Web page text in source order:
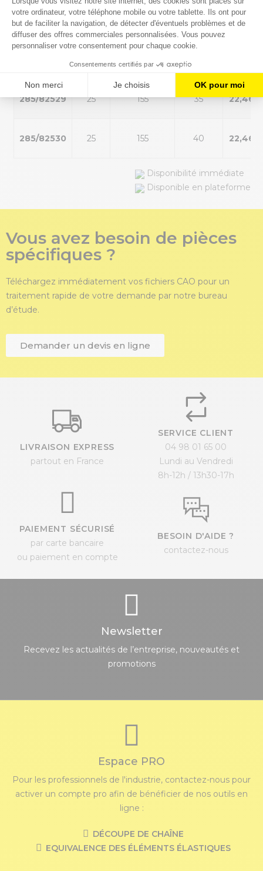
285/82526 25 155 25 22,46
155
285/82529 25 155 35 22,46
285/82530 25 155 40 22,46
Disponibilité immédiate
Disponible en plateforme
Vous avez besoin de pièces
spécifiques ?
Téléchargez immédiatement vos fichiers CAO pour un
traitement rapide de votre demande par notre bureau
d’étude.
Demander un devis en ligne
LIVRAISON EXPRESS
partout en France
SERVICE CLIENT
04 98 01 65 00
Lundi au Vendredi
8h-12h / 13h30-17h
PAIEMENT SÉCURISÉ
par carte bancaire
ou paiement en compte
BESOIN D'AIDE ?
contactez-nous
Newsletter
Recevez les actualités de l’entreprise, nouveautés et
promotions
Espace PRO
Pour les professionnels de l'industrie, contactez-nous pour
activer un compte pro afin de bénéficier de nos outils en
ligne :
DÉCOUPE DE CHAÎNE
EQUIVALENCE DES ÉLÉMENTS ÉLASTIQUES